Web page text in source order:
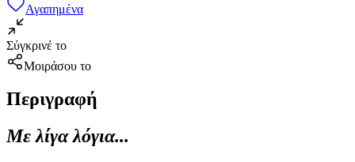
Αγαπημένα
Σύγκρινέ το
Μοιράσου το
Περιγραφή
Με λίγα λόγια...